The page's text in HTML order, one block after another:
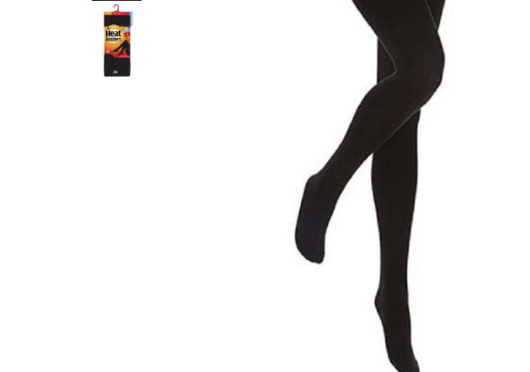
Șosete pentru picioare umflate